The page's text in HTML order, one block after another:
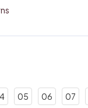
05 06 07